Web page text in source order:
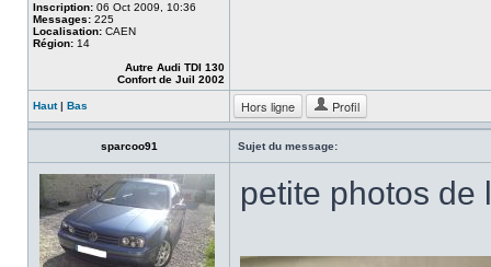
Inscription: 06 Oct 2009, 10:36
Messages: 225
Localisation: CAEN
Région: 14
Autre Audi TDI 130
Confort de Juil 2002
Haut| Bas Hors ligne Profil
sparcoo91 Sujet du message:
petite photos de